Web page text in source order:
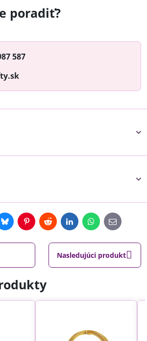
poradiť?
587
BlueskyPinterestRedditLinkedInWhatsApp
E-
mail
Nasledujúci produkt